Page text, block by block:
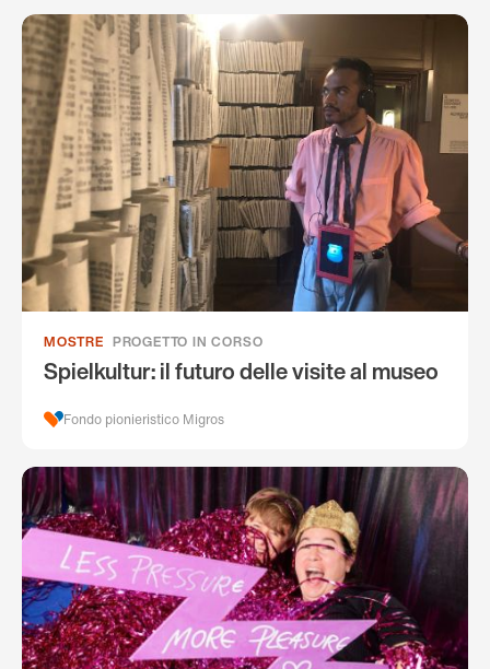
MOSTRE PROGETTO IN CORSO
Spielkultur: il futuro delle visite al museo
Fondo pionieristico Migros